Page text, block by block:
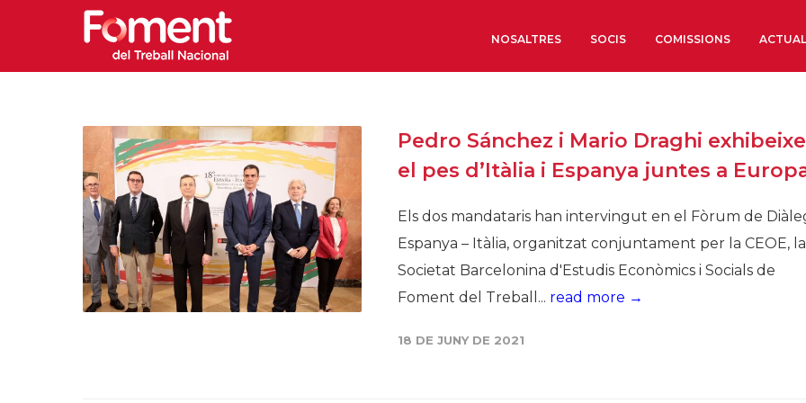
NOSALTRES
Òrgans de Govern
Òrgans Consultius
Estructura Executiva
Institut d’Estudis
Societat Barcelonesa
Econòmics i Socials
SOCIS COMISSIONS
Pedro Sánchez i Mario Draghi
el pes d’Itàlia i Espanya juntes a
Els dos mandataris han intervingut en el Fòrum de
Espanya – Itàlia, organitzat conjuntament per la CEOE, la
Societat Barcelonina d'Estudis Econòmics i Socials de
Foment del Treball... read more →
18 DE JUNY DE 2021